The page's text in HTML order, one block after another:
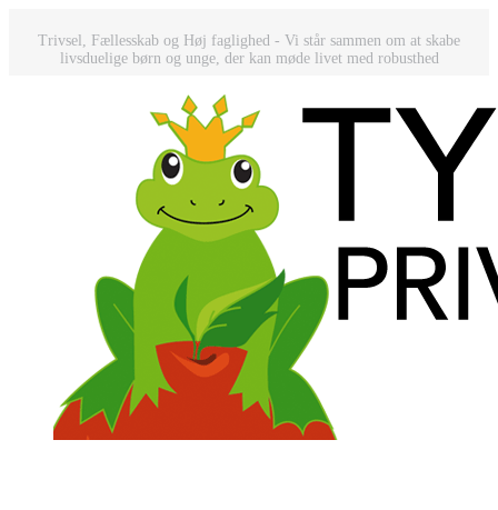
Trivsel, Fællesskab og Høj faglighed - Vi står sammen om at skabe
livsduelige børn og unge, der kan møde livet med robusthed